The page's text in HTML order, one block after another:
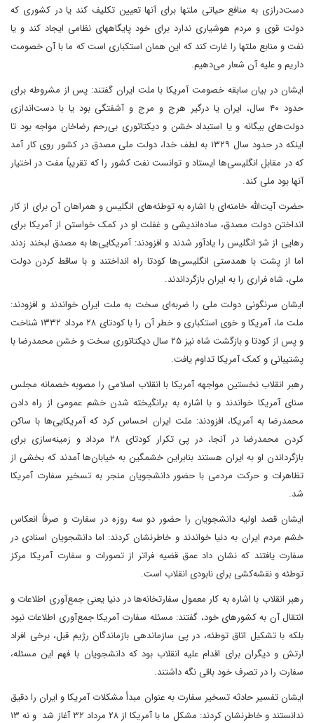
دست‌درازی به منافع حیاتی ملتها برای آنها تعیین تکلیف کند یا در کشوری که
دولت قوی و مردم هوشیاری ندارد برای خود پایگاههای نظامی ایجاد کند و یا
نفت و منابع ملتها را غارت کند که این همان استکباری است که ما با آن خصومت
داریم و علیه آن شعار می‌دهیم.
ایشان در بیان سابقه خصومت آمریکا با ملت ایران گفتند: پس از مشروطه برای
حدود ۴۰ سال، ایران یا درگیر هرج و مرج و آشفتگی بود یا با دست‌اندازی
دولت‌های بیگانه و یا استبداد خشن و دیکتاتوری بی‌رحم رضاخان مواجه بود تا
اینکه در حدود سال ۱۳۲۹ به لطف خدا، دولت ملی مصدق در کشور روی کار آمد
که در مقابل انگلیسی‌ها ایستاد و توانست نفت کشور را که تقریباً مفت در اختیار
آنها بود ملی کند.
حضرت آیت‌الله خامنه‌ای با اشاره به توطئه‌های انگلیس و همراهان آن برای از کار
انداختن دولت مصدق، ساده‌اندیشی و غفلت او در کمک خواستن از آمریکا برای
رهایی از شرّ انگلیس را یادآور شدند و افزودند: آمریکایی‌ها به مصدق لبخند زدند
اما از پشت با همدستی انگلیسی‌ها کودتا راه انداختند و با ساقط کردن دولت
ملی، شاه فراری را به ایران بازگرداندند.
ایشان سرنگونی دولت ملی را ضربه‌ای سخت به ملت ایران خواندند و افزودند:
ملت ما، آمریکا و خوی استکباری و خطر آن را با کودتای ۲۸ مرداد ۱۳۳۲ شناخت
و پس از کودتا و بازگشت شاه نیز ۲۵ سال دیکتاتوری سخت و خشن محمدرضا با
پشتیبانی و کمک آمریکا تداوم یافت.
رهبر انقلاب نخستین مواجهه آمریکا با انقلاب اسلامی را مصوبه خصمانه مجلس
سنای آمریکا خواندند و با اشاره به برانگیخته شدن خشم عمومی از راه دادن
محمدرضا به آمریکا، افزودند: ملت ایران احساس کرد که آمریکایی‌ها با ساکن
کردن محمدرضا در آنجا، در پی تکرار کودتای ۲۸ مرداد و زمینه‌سازی برای
بازگرداندن او به ایران هستند بنابراین خشمگین به خیابان‌ها آمدند که بخشی از
تظاهرات و حرکت مردمی با حضور دانشجویان منجر به تسخیر سفارت آمریکا
شد.
ایشان قصد اولیه دانشجویان را حضور دو سه روزه در سفارت و صرفاً انعکاس
خشم مردم ایران به دنیا خواندند و خاطرنشان کردند: اما دانشجویان اسنادی در
سفارت یافتند که نشان داد عمق قضیه فراتر از تصورات و سفارت آمریکا مرکز
توطئه و نقشه‌کشی برای نابودی انقلاب است.
رهبر انقلاب با اشاره به کار معمول سفارتخانه‌ها در دنیا یعنی جمع‌آوری اطلاعات و
انتقال آن به کشورهای خود، گفتند: مسئله سفارت آمریکا جمع‌آوری اطلاعات نبود
بلکه با تشکیل اتاق توطئه، در پی سازماندهی بازماندگان رژیم قبل، برخی افراد
ارتش و دیگران برای اقدام علیه انقلاب بود که دانشجویان با فهم این مسئله،
سفارت را در تصرف خود باقی نگه داشتند.
ایشان تفسیر حادثه تسخیر سفارت به عنوان مبدأ مشکلات آمریکا و ایران را دقیق
ندانستند و خاطرنشان کردند: مشکل ما با آمریکا از ۲۸ مرداد ۳۲ آغاز شد و نه ۱۳